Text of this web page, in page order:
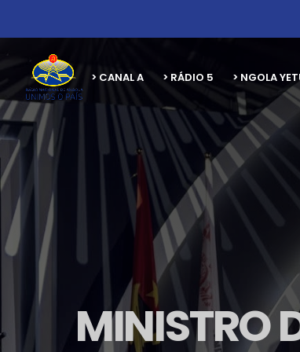
> CANAL A > RÁDIO 5 > NGOLA
MINISTRO